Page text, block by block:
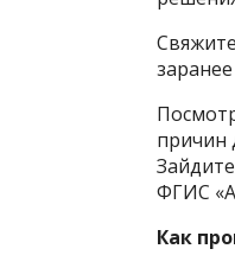
причин
ФГИС
Как